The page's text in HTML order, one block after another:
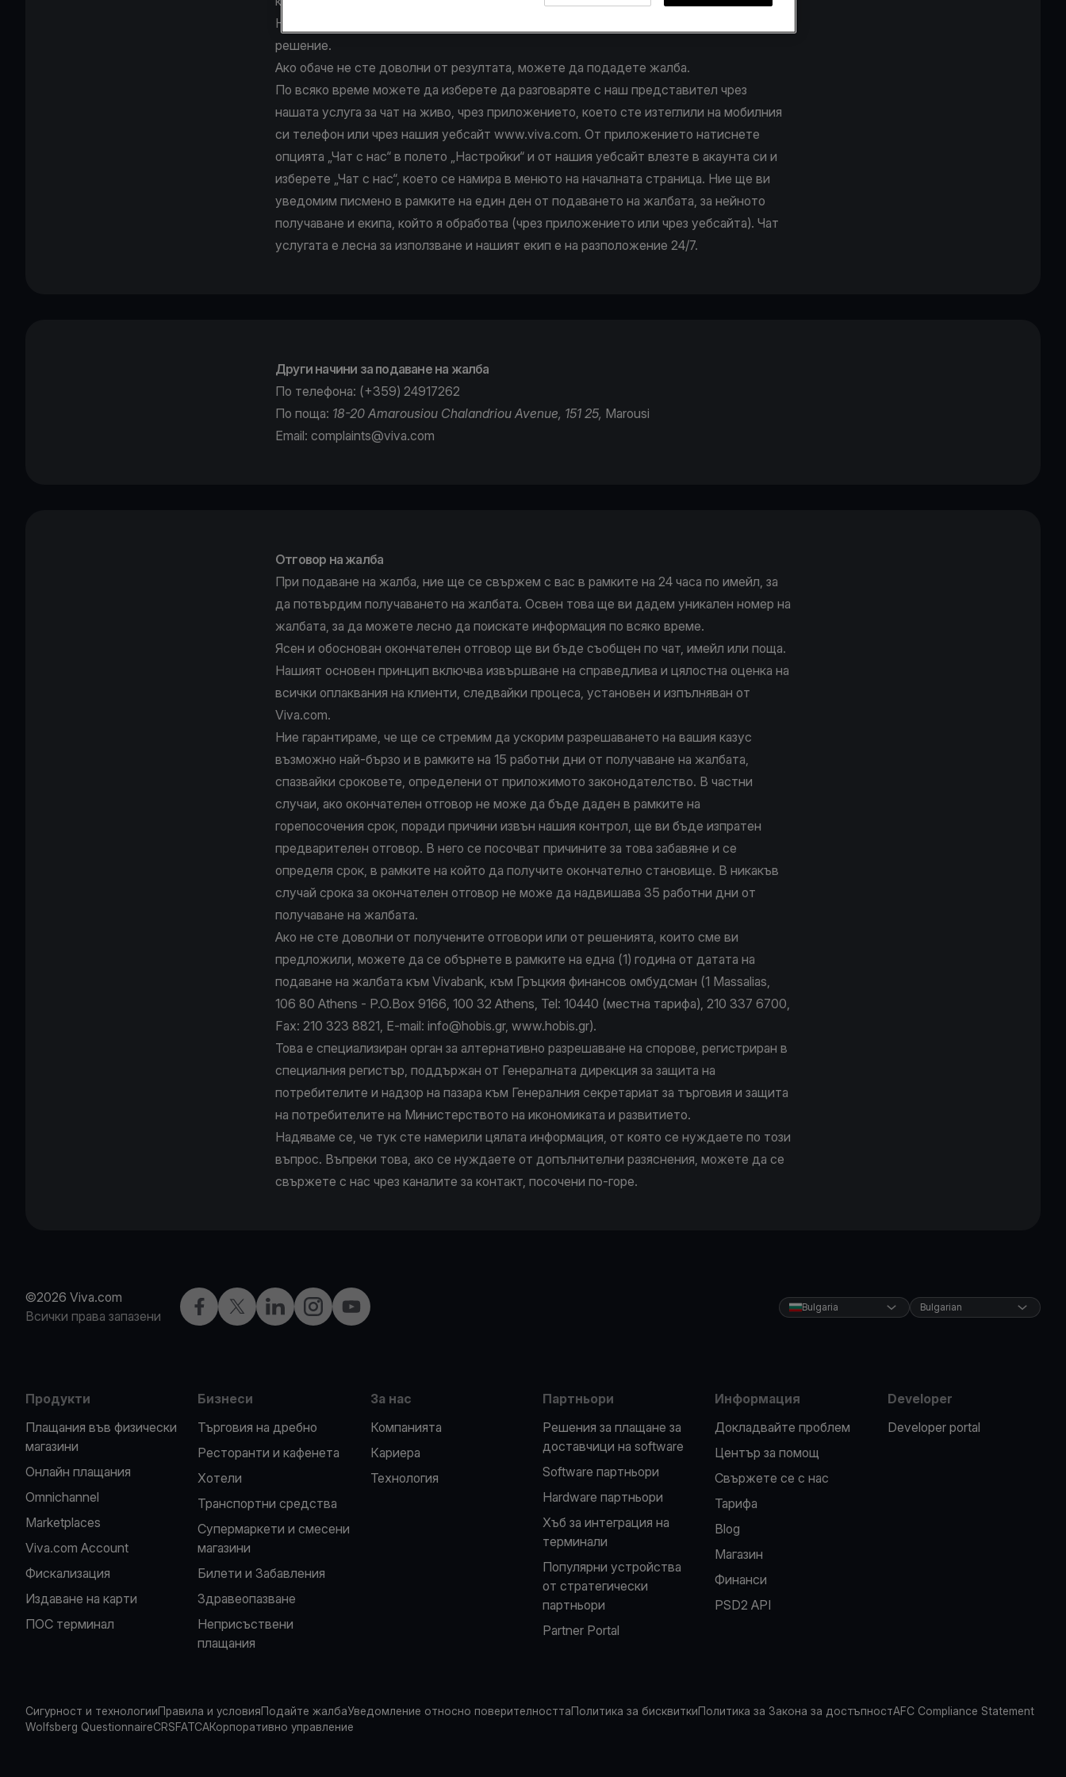
Наш представител ще се опита да разреши проблема ви и да ви предостави
решение.
Ако обаче не сте доволни от резултата, можете да подадете жалба.
По всяко време можете да изберете да разговаряте с наш представител чрез
нашата услуга за чат на живо, чрез приложението, което сте изтеглили на мобилния
си телефон или чрез нашия уебсайт www.viva.com. От приложението натиснете
опцията „Чат с нас“ в полето „Настройки“ и от нашия уебсайт влезте в акаунта си и
изберете „Чат с нас“, което се намира в менюто на началната страница. Ние ще ви
уведомим писмено в рамките на един ден от подаването на жалбата, за нейното
получаване и екипа, който я обработва (чрез приложението или чрез уебсайта). Чат
услугата е лесна за използване и нашият екип е на разположение 24/7.
Други начини за подаване на жалба
По телефона: (+359) 24917262
По поща: 18-20 Amarousiou Chalandriou Avenue, 151 25, Marousi
Email: complaints@viva.com
Отговор на жалба
При подаване на жалба, ние ще се свържем с вас в рамките на 24 часа по имейл, за
да потвърдим получаването на жалбата. Освен това ще ви дадем уникален номер на
жалбата, за да можете лесно да поискате информация по всяко време.
Ясен и обоснован окончателен отговор ще ви бъде съобщен по чат, имейл или поща.
Нашият основен принцип включва извършване на справедлива и цялостна оценка на
всички оплаквания на клиенти, следвайки процеса, установен и изпълняван от
Viva.com.
Ние гарантираме, че ще се стремим да ускорим разрешаването на вашия казус
възможно най-бързо и в рамките на 15 работни дни от получаване на жалбата,
спазвайки сроковете, определени от приложимото законодателство. В частни
случаи, ако окончателен отговор не може да бъде даден в рамките на
горепосочения срок, поради причини извън нашия контрол, ще ви бъде изпратен
предварителен отговор. В него се посочват причините за това забавяне и се
определя срок, в рамките на който да получите окончателно становище. В никакъв
случай срока за окончателен отговор не може да надвишава 35 работни дни от
получаване на жалбата.
Ако не сте доволни от получените отговори или от решенията, които сме ви
предложили, можете да се обърнете в рамките на една (1) година от датата на
подаване на жалбата към Vivabank, към Гръцкия финансов омбудсман (1 Massalias,
106 80 Athens - P.O.Box 9166, 100 32 Athens, Tel: 10440 (местна тарифа), 210 337 6700,
Fax: 210 323 8821, E-mail: info@hobis.gr, www.hobis.gr).
Това е специализиран орган за алтернативно разрешаване на спорове, регистриран в
специалния регистър, поддържан от Генералната дирекция за защита на
потребителите и надзор на пазара към Генералния секретариат за търговия и защита
на потребителите на Министерството на икономиката и развитието.
Надяваме се, че тук сте намерили цялата информация, от която се нуждаете по този
въпрос. Въпреки това, ако се нуждаете от допълнителни разяснения, можете да се
свържете с нас чрез каналите за контакт, посочени по-горе.
©2026 Viva.com
Всички права запазени
Facebook
X LinkedInInstagramYouTube Bulgaria Bulgarian
Продукти
Плащания във физически
магазини
Oнлайн плащания
Omnichannel
Marketplaces
Viva.com Account
Фискализация
Издаване на карти
ПОС терминал
Бизнеси
Търговия на дребно
Ресторанти и кафенета
Хотели
Транспортни средства
Супермаркети и смесени
магазини
Билети и Забавления
Здравеопазване
Неприсъствени
плащания
За нас
Компанията
Кариера
Технология
Партньори
Решения за плащане за
доставчици на software
Software партньори
Hardware партньори
Хъб за интеграция на
терминали
Популярни устройства
от стратегически
партньори
Partner Portal
Информация
Докладвайте проблем
Център за помощ
Свържете се с нас
Тарифа
Blog
Магазин
Финанси
PSD2 API
Developer
Developer portal
Сигурност и технологииПравила и условияПодайте жалбаУведомление относно поверителносттаПолитика за бисквиткиПолитика за Закона за достъпностAFC Compliance Statement
Wolfsberg QuestionnaireCRSFATCAКорпоративно управление